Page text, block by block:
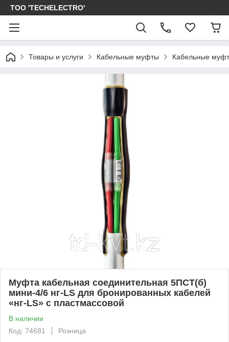
ТОО 'TECHELECTRO'
Товары и услуги Кабельные муфты Кабельные
Муфта кабельная соединительная 5ПСТ(б)
мини-4/6 нг-LS для бронированных кабелей
«нг-LS» с пластмассовой
В наличии
Код: 74681
Розница